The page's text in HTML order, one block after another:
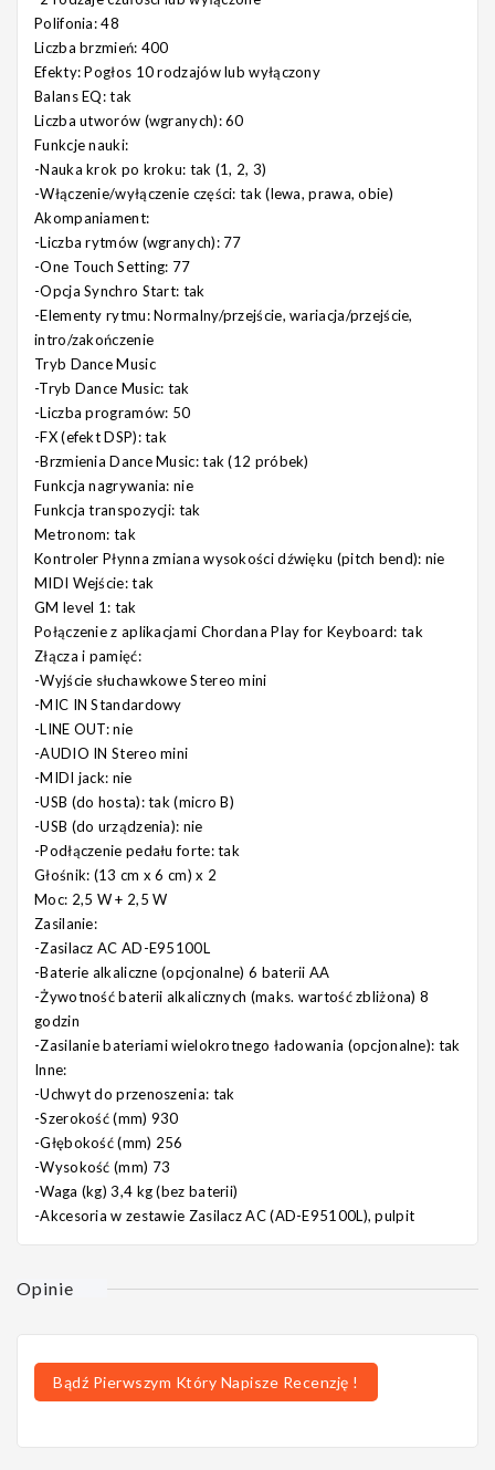
Polifonia:48
Liczba brzmień: 400
Efekty:Pogłos 10 rodzajów lub wyłączony
Balans EQ:tak
Liczba utworów (wgranych):60
Funkcje nauki:
-Nauka krok po kroku: tak (1, 2, 3)
-Włączenie/wyłączenie części: tak (lewa, prawa, obie)
Akompaniament:
-Liczba rytmów (wgranych): 77
-One Touch Setting: 77
-Opcja Synchro Start: tak
-Elementy rytmu: Normalny/przejście, wariacja/przejście,
intro/zakończenie
Tryb Dance Music
-Tryb Dance Music: tak
-Liczba programów: 50
-FX (efekt DSP): tak
-Brzmienia Dance Music: tak (12 próbek)
Funkcja nagrywania: nie
Funkcja transpozycji: tak
Metronom: tak
Kontroler Płynna zmiana wysokości dźwięku (pitch bend): nie
MIDI Wejście:tak
GM level 1: tak
Połączenie z aplikacjami Chordana Play for Keyboard: tak
Złącza i pamięć:
-Wyjście słuchawkowe Stereo mini
-MIC IN Standardowy
-LINE OUT: nie
-AUDIO IN Stereo mini
-MIDI jack: nie
-USB (do hosta): tak (micro B)
-USB (do urządzenia): nie
-Podłączenie pedału forte: tak
Głośnik: (13 cm x 6 cm) x 2
Moc: 2,5 W + 2,5 W
Zasilanie:
-Zasilacz AC AD-E95100L
-Baterie alkaliczne (opcjonalne) 6 baterii AA
-Żywotność baterii alkalicznych (maks. wartość zbliżona) 8
godzin
-Zasilanie bateriami wielokrotnego ładowania (opcjonalne): tak
Inne:
-Uchwyt do przenoszenia: tak
-Szerokość (mm) 930
-Głębokość (mm) 256
-Wysokość (mm) 73
-Waga (kg) 3,4 kg (bez baterii)
-Akcesoria w zestawie Zasilacz AC (AD-E95100L), pulpit
Opinie
Bądź Pierwszym Który Napisze Recenzję !